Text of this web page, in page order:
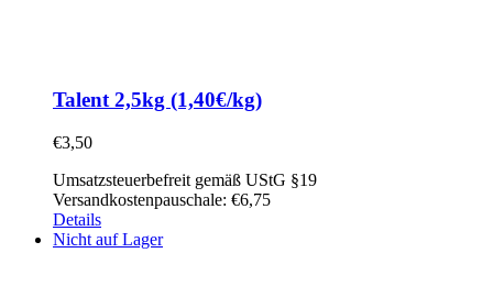
Talent 2,5kg (1,40€/kg)
€3,50
Umsatzsteuerbefreit gemäß UStG §19
Versandkostenpauschale: €6,75
Details
Nicht auf Lager